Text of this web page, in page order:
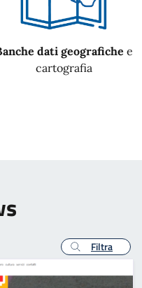
dati geografiche e
cartografia
Filtra